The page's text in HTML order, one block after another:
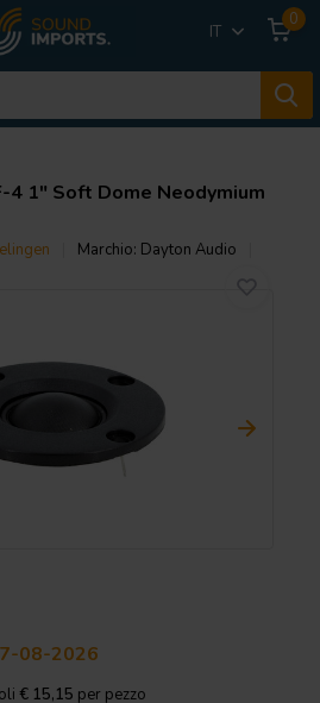
IT
0
4 1" Soft Dome Neodymium
Marchio: Dayton Audio
08-2026
€ 15,15 per pezzo